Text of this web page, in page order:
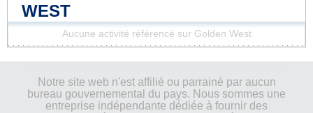
WEST
Aucune activité référencé sur Golden West
Notre site web n'est affilié ou parrainé par aucun
bureau gouvernemental du pays. Nous sommes une
entreprise indépendante dédiée à fournir des